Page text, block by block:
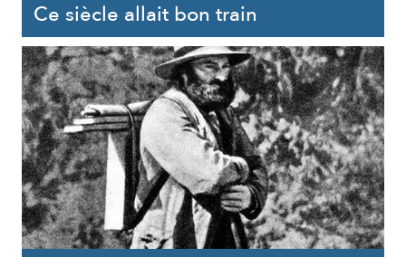
Ce siècle allait bon train